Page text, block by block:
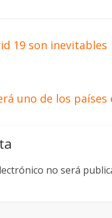
19 son inevitables
uno de los
no será